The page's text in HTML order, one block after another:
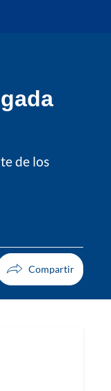
de los